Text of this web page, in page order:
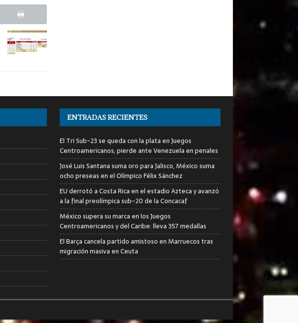
ENTRADAS RECIENTES
El Tri Sub-23 se queda con la plata en Juegos
Centroamericanos; pierde ante Venezuela en penales
José Luis Santana suma oro para Jalisco, México suma
ocho preseas en el Olímpico Félix Sánchez
EU derrotó a Costa Rica en el estadio Azteca y avanzó
a la final preolímpica sub-20 de la Concacaf
México supera su marca en los Juegos
Centroamericanos y del Caribe: lleva 357 medallas
El Barça cancela partido amistoso en Marruecos tras
migración masiva en Ceuta